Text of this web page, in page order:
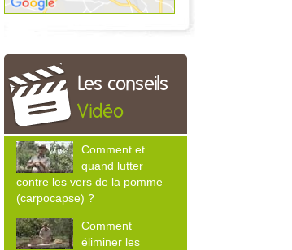
Les conseils
Vidéo
Comment et
quand lutter
contre les vers de la pomme
(carpocapse) ?
Comment
éliminer les